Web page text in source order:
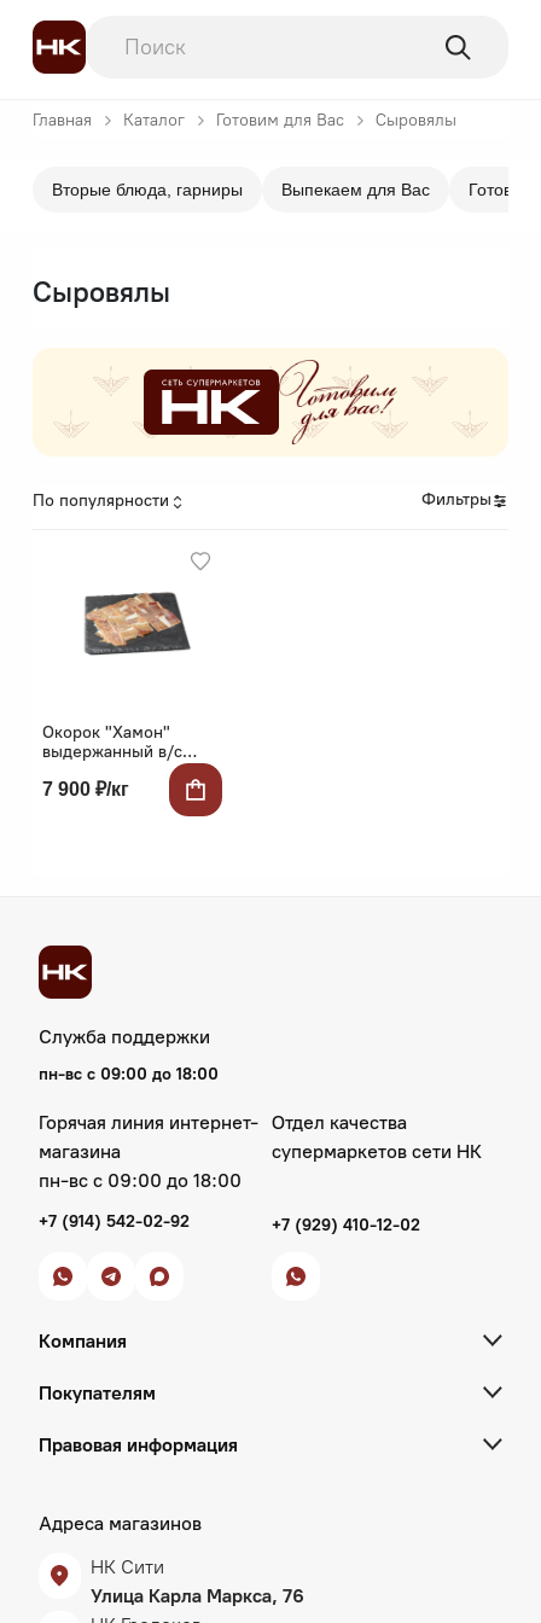
Главная Каталог Готовим для Вас Сыровялы
Сыровялы
По популярности Фильтры
Окорок "Хамон"
выдержанный в/с
7 900 ₽/кг
Вторые блюда, гарниры Выпекаем для Вас Готовим
Служба поддержки
пн‑вс с 09:00 до 18:00
Горячая линия интернет-
магазина
пн‑вс с 09:00 до 18:00
+7 (914) 542-02-92
Отдел качества
супермаркетов сети НК
+7 (929) 410-12-02
Компания
Покупателям
Правовая информация
Адреса магазинов
НК Сити
Улица Карла Маркса, 76